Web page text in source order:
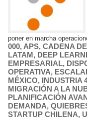
poner en marcha
000, APS, CADENA
LATAM, DEEP
EMPRESARIAL,
OPERATIVA,
MÉXICO, INDUSTRIA
MIGRACIÓN A LA
PLANIFICACIÓN
DEMANDA,
STARTUP CHILENA,